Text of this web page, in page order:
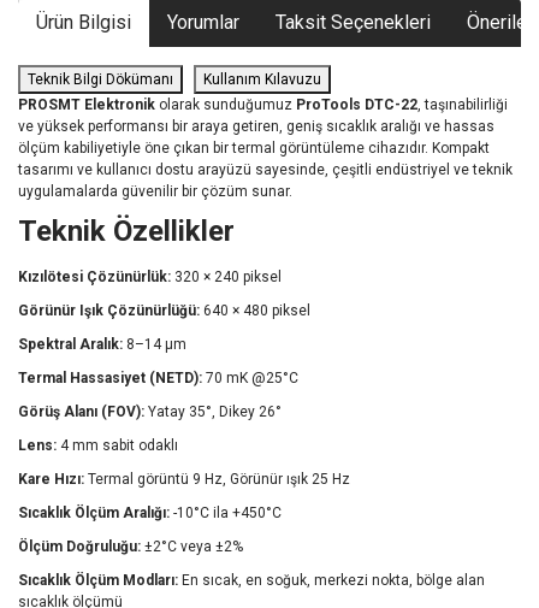
Ürün Bilgisi Yorumlar Taksit Seçenekleri
Teknik Bilgi Dökümanı
Kullanım Kılavuzu
PROSMT Elektronik olarak sunduğumuz ProTools DTC-22, taşınabilirliği
ve yüksek performansı bir araya getiren, geniş sıcaklık aralığı ve hassas
ölçüm kabiliyetiyle öne çıkan bir termal görüntüleme cihazıdır. Kompakt
tasarımı ve kullanıcı dostu arayüzü sayesinde, çeşitli endüstriyel ve teknik
uygulamalarda güvenilir bir çözüm sunar.
Teknik Özellikler
Kızılötesi Çözünürlük: 320 × 240 piksel
Görünür Işık Çözünürlüğü: 640 × 480 piksel
Spektral Aralık: 8–14 µm
Termal Hassasiyet (NETD): 70 mK @25°C
Görüş Alanı (FOV): Yatay 35°, Dikey 26°
Lens: 4 mm sabit odaklı
Kare Hızı: Termal görüntü 9 Hz, Görünür ışık 25 Hz
Sıcaklık Ölçüm Aralığı: -10°C ila +450°C
Ölçüm Doğruluğu: ±2°C veya ±2%
Sıcaklık Ölçüm Modları: En sıcak, en soğuk, merkezi nokta, bölge alan
sıcaklık ölçümü